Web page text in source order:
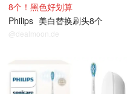
8个！黑色好划算
Philips 美白替换刷头8个
@dealmoon.de